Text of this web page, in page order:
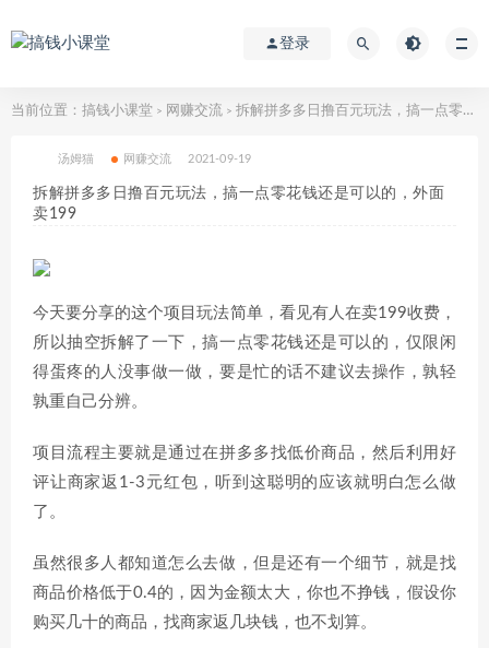
登录
当前位置： 搞钱小课堂 > 网赚交流 > 拆解拼多多日撸百元玩法，搞一点零花钱还是可以的，外面卖199
汤姆猫 网赚交流 2021-09-19
拆解拼多多日撸百元玩法，搞一点零花钱还是可以的，外面
卖199
今天要分享的这个项目玩法简单，看见有人在卖199收费，
所以抽空拆解了一下，搞一点零花钱还是可以的，仅限闲
得蛋疼的人没事做一做，要是忙的话不建议去操作，孰轻
孰重自己分辨。
项目流程主要就是通过在拼多多找低价商品，然后利用好
评让商家返1-3元红包，听到这聪明的应该就明白怎么做
了。
虽然很多人都知道怎么去做，但是还有一个细节，就是找
商品价格低于0.4的，因为金额太大，你也不挣钱，假设你
购买几十的商品，找商家返几块钱，也不划算。